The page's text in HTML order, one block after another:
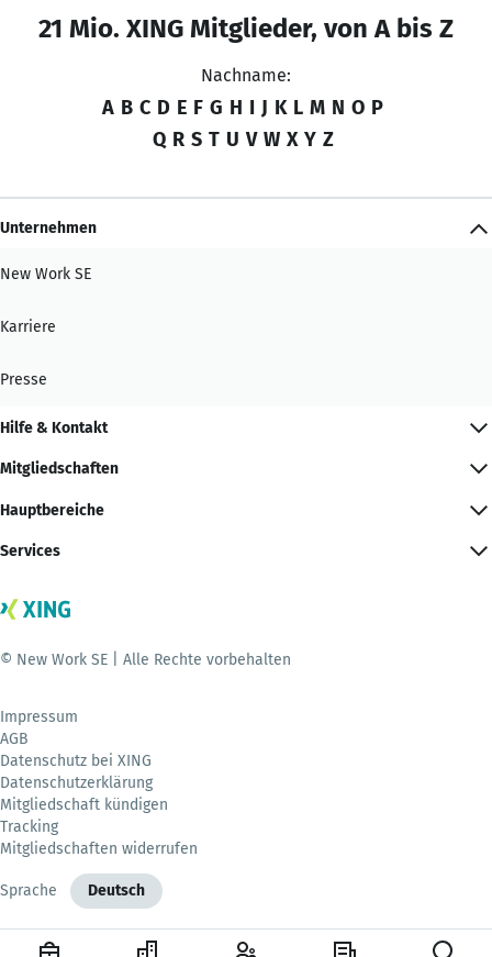
21 Mio. XING Mitglieder, von A bis Z
Nachname:
A B C D E F G H I J K L M N O P
Q R S T U V W X Y Z
Unternehmen
New Work SE
Karriere
Presse
Hilfe & Kontakt
Mitgliedschaften
Hauptbereiche
Services
© New Work SE | Alle Rechte vorbehalten
Impressum
AGB
Datenschutz bei XING
Datenschutzerklärung
Mitgliedschaft kündigen
Tracking
Mitgliedschaften widerrufen
Sprache Deutsch